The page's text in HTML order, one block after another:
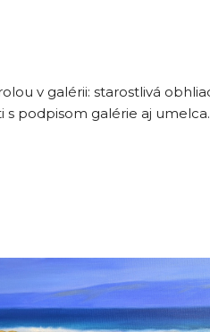
v galérii: starostlivá
podpisom galérie aj